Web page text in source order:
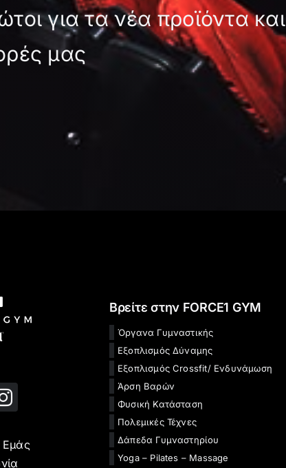
για τα νέα προϊόντα και
μας
Εμάς
Βρείτε στην FORCE1 GYM
Όργανα Γυμναστικής
Εξοπλισμός Δύναμης
Εξοπλισμός Crossfit/ Ενδυνάμωση
Άρση Βαρών
Φυσική Κατάσταση
Πολεμικές Τέχνες
Δάπεδα Γυμναστηρίου
Yoga – Pilates – Massage